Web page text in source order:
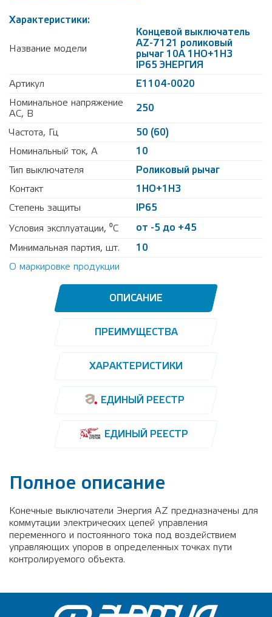
Характеристики:
Название модели
Концевой выключатель
АZ-7121 роликовый
рычаг 10А 1НО+1НЗ
IP65 ЭНЕРГИЯ
Артикул
Е1104-0020
Номинальное напряжение
AC, В
250
Частота, Гц
50 (60)
Номинальный ток, А
10
Тип выключателя
Роликовый рычаг
Контакт
1НO+1Н3
Степень защиты
IP65
Условия эксплуатации, ⁰С
от -5 до +45
Минимальная партия, шт.
10
О маркировке продукции
ОПИСАНИЕ
ПРЕИМУЩЕСТВА
ХАРАКТЕРИСТИКИ
ЕДИНЫЙ РЕЕСТР
ЕДИНЫЙ РЕЕСТР
Полное описание
Конечные выключатели Энергия AZ предназначены для
коммутации электрических цепей управления
переменного и постоянного тока под воздействием
управляющих упоров в определенных точках пути
контролируемого объекта.